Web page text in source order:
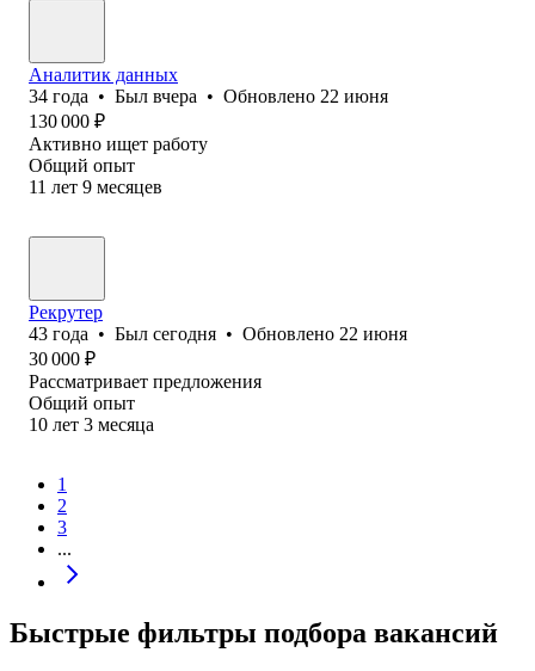
Аналитик данных
34 года • Был вчера • Обновлено 22 июня
130 000 ₽
Активно ищет работу
Общий опыт
11 лет 9 месяцев
Рекрутер
43 года • Был сегодня • Обновлено 22 июня
30 000 ₽
Рассматривает предложения
Общий опыт
10 лет 3 месяца
1
2
3
...
Быстрые фильтры подбора вакансий